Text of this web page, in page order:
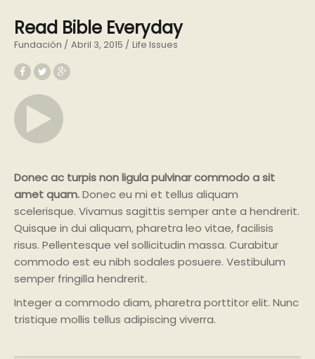
Read Bible Everyday
Fundación Abril 3, 2015 Life Issues
Donec ac turpis non ligula pulvinar commodo a sit
amet quam.Donec eu mi et tellus aliquam
scelerisque. Vivamus sagittis semper ante a hendrerit.
Quisque in dui aliquam, pharetra leo vitae, facilisis
risus. Pellentesque vel sollicitudin massa. Curabitur
commodo est eu nibh sodales posuere. Vestibulum
semper fringilla hendrerit.
Integer a commodo diam, pharetra porttitor elit. Nunc
tristique mollis tellus adipiscing viverra.